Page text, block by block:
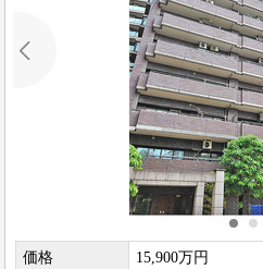
価格
15,900万円